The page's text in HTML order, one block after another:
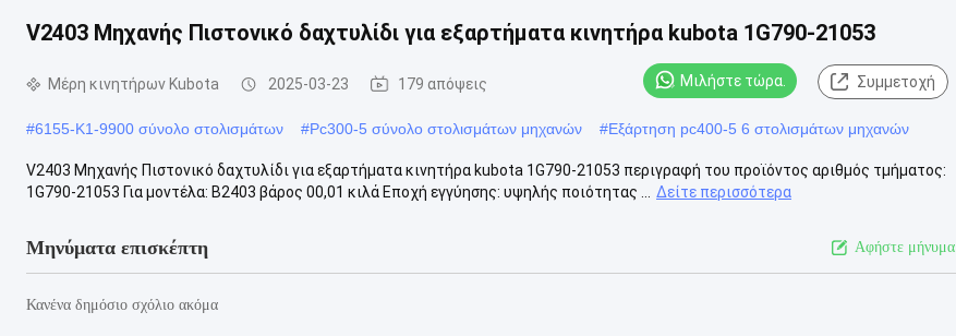
Time
V2403 Μηχανής Πιστονικό δαχτυλίδι για εξαρτήματα κινητήρα kubota 1G790-21053
Μέρη κινητήρων Kubota 2025-03-23 179 απόψεις Μιλήστε τώρα. Συμμετοχή
#6155-K1-9900 σύνολο στολισμάτων #Pc300-5 σύνολο στολισμάτων μηχανών #Εξάρτηση pc400-5 6 στολισμάτων μηχανών
V2403 Μηχανής Πιστονικό δαχτυλίδι για εξαρτήματα κινητήρα kubota 1G790-21053 περιγραφή του προϊόντος αριθμός τμήματος:
1G790-21053 Για μοντέλα: Β2403 βάρος 00,01 κιλά Εποχή εγγύησης: υψηλής ποιότητας ...
Δείτε περισσότερα
Μηνύματα επισκέπτη Αφήστε μήνυμα.
Κανένα δημόσιο σχόλιο ακόμα